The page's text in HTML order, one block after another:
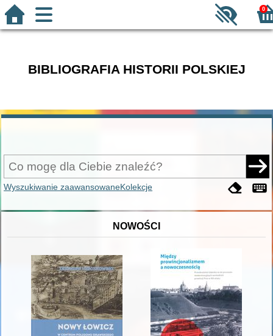
0
BIBLIOGRAFIA HISTORII POLSKIEJ
Wyszukiwanie zaawansowaneKolekcje
NOWOŚCI